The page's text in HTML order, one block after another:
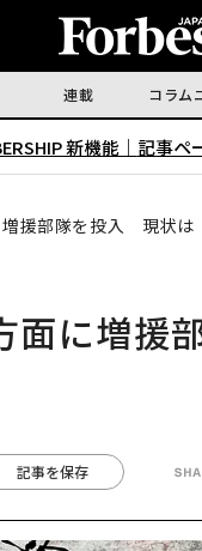
連載 コラム
新機能｜ 記事ペ
援部隊を投入 現状は
面に増援
記事を保存